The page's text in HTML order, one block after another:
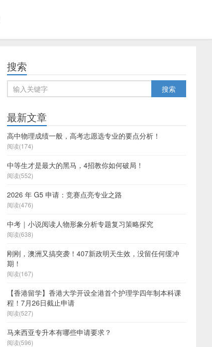
搜索
最新文章
高中物理成绩一般，高考志愿选专业的要点分析！
阅读(174)
中等生才是最大的黑马，4招教你如何破局！
阅读(552)
2026 年 G5 申请：竞赛点亮专业之路
阅读(476)
中考｜小说阅读人物形象分析专题复习策略探究
阅读(638)
刚刚，澳洲又搞突袭！407新政明天生效，没留任何缓冲
期！
阅读(167)
【香港留学】香港大学开设全港首个护理学四年制本科课
程！7月26日截止申请
阅读(527)
马来西亚专升本有哪些申请要求？
阅读(596)